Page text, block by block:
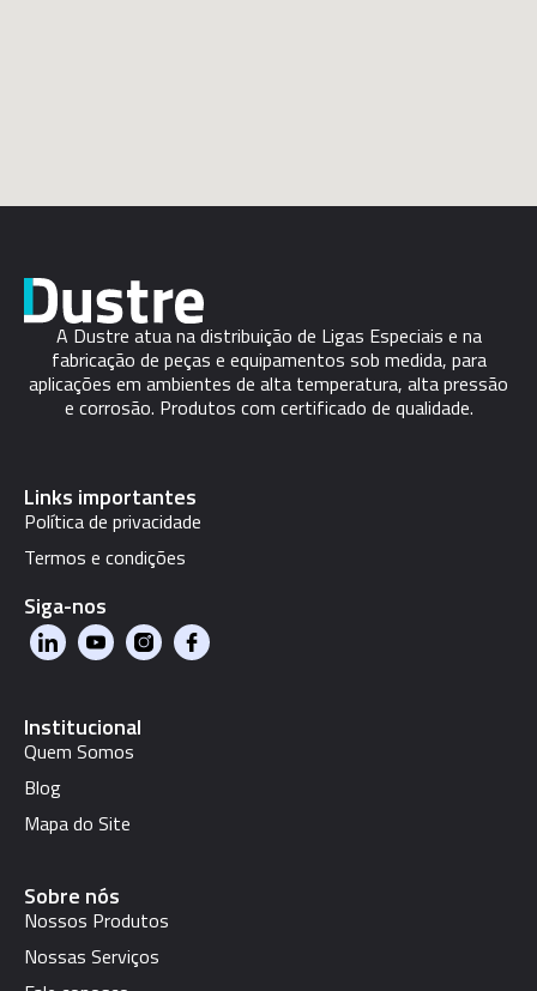
A Dustre atua na distribuição de Ligas Especiais e na
fabricação de peças e equipamentos sob medida, para
aplicações em ambientes de alta temperatura, alta pressão
e corrosão. Produtos com certificado de qualidade.
Links importantes
Política de privacidade
Termos e condições
Siga-nos
Institucional
Quem Somos
Blog
Mapa do Site
Sobre nós
Nossos Produtos
Nossas Serviços